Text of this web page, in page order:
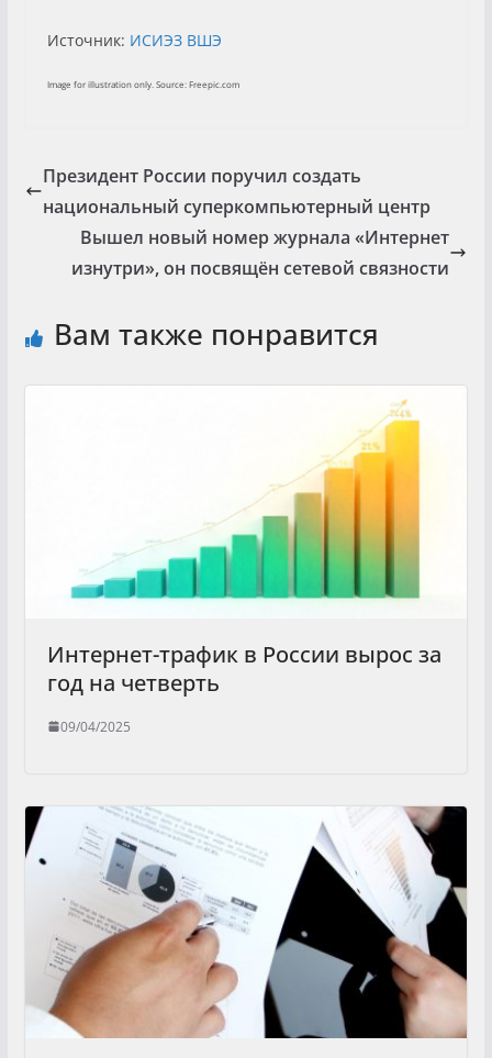
Источник: ИСИЭЗ ВШЭ
Image for illustration only. Source: Freepic.com
Президент России поручил создать
национальный суперкомпьютерный центр
Вышел новый номер журнала «Интернет
изнутри», он посвящён сетевой связности
Вам также понравится
Интернет-трафик в России вырос за
год на четверть
09/04/2025